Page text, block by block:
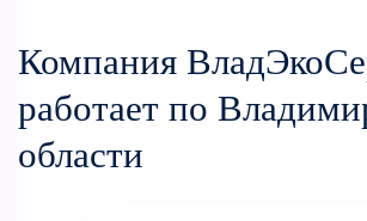
Компания
работает по
области